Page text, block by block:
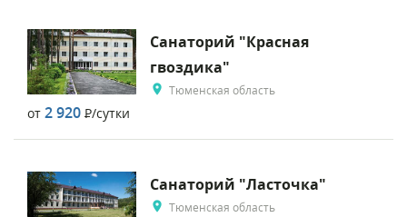
Санаторий "Красная
гвоздика"
Тюменская область
от 2 920 Р/сутки
Санаторий "Ласточка"
Тюменская область